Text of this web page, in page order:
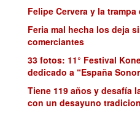
Felipe Cervera y la
Feria mal hecha los deja
comerciantes
33 fotos: 11° Festival
dedicado a “España
Tiene 119 años y desafía
con un desayuno